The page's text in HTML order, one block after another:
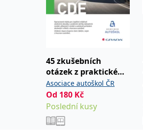
45 zkušebních
otázek z praktické
údržby pro žáky
autoškol skupin CDE
Asociace autoškol ČR
Od 180 Kč
Poslední kusy